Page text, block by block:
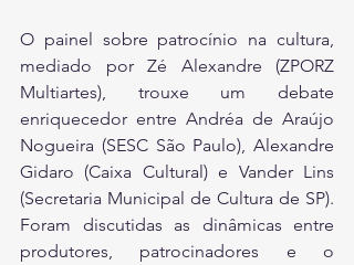
O painel sobre patrocínio na cultura,
mediado por Zé Alexandre (ZPORZ
Multiartes), trouxe um debate
enriquecedor entre Andréa de Araújo
Nogueira (SESC São Paulo), Alexandre
Gidaro (Caixa Cultural) e Vander Lins
(Secretaria Municipal de Cultura de SP).
Foram discutidas as dinâmicas entre
produtores, patrocinadores e o